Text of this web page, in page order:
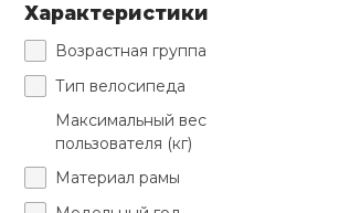
для
и тренерский
и защита
Характеристики
Возрастная группа
Тип велосипеда
Максимальный вес
пользователя (кг)
Материал рамы